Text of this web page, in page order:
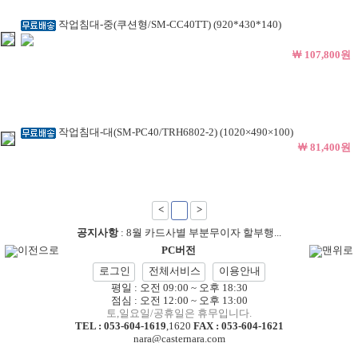
작업침대-중(쿠션형/SM-CC40TT) (920*430*140)
￦ 107,800원
작업침대-대(SM-PC40/TRH6802-2) (1020×490×100)
￦ 81,400원
<
>
공지사항: 8월 카드사별 부분무이자 할부행...
이전으로
PC버전
맨위로
로그인
전체서비스
이용안내
평일 : 오전 09:00 ~ 오후 18:30
점심 : 오전 12:00 ~ 오후 13:00
토,일요일/공휴일은 휴무입니다.
TEL : 053-604-1619 1620 FAX : 053-604-1621
nara@casternara.com